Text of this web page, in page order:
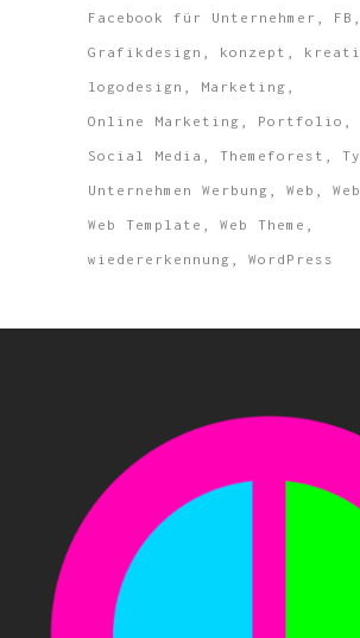
Facebook für Unternehmer FB
Grafikdesign konzept
logodesign Marketing
Online Marketing Portfolio
Social Media Themeforest
Unternehmen Werbung Web
Web Template Web Theme
wiedererkennung WordPress